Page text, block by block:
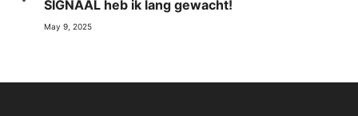
SIGNAAL heb ik lang gewacht!
May 9, 2025